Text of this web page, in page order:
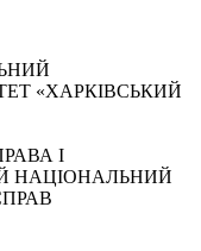
«ХАРКІВСЬКИЙ
І
НАЦІОНАЛЬНИЙ